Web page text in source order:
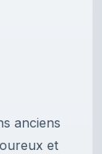
anciens
et